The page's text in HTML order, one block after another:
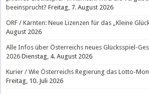
beeinsprucht? Freitag, 7. August 2026
ORF / Kärnten: Neue Lizenzen für das „Kleine
August 2026
Alle Infos über Österreichs neues Glücksspiel-
2026 Dienstag, 4. August 2026
Kurier / Wie Österreichs Regierung das Lotto-
Freitag, 10. Juli 2026